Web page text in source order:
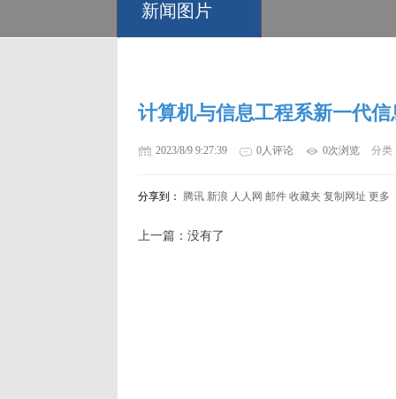
新闻图片
计算机与信息工程系新一代
2023/8/9 9:27:39 0人评论 0次浏览 分类
分享到： 腾讯 新浪 人人网 邮件 收藏夹 复制网址 更多
上一篇：没有了